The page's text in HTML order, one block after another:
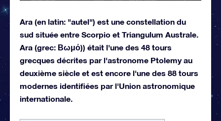
Ara (en latin: "autel") est une constellation du
sud située entre Scorpio et Triangulum Australe.
Ara (grec: Βωμό)) était l'une des 48 tours
grecques décrites par l'astronome Ptolemy au
deuxième siècle et est encore l'une des 88 tours
modernes identifiées par l'Union astronomique
internationale.